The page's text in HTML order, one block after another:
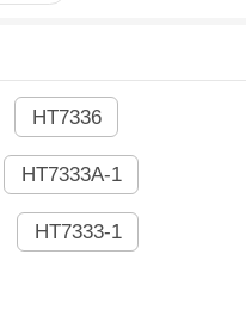
HT7336
HT7333A-1
HT7333-1